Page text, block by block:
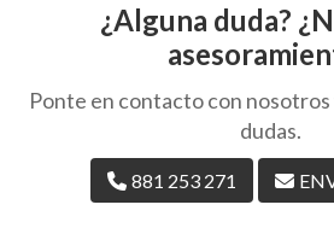
¿Alguna duda?
Ponte en contacto con
dudas.
881 253 271